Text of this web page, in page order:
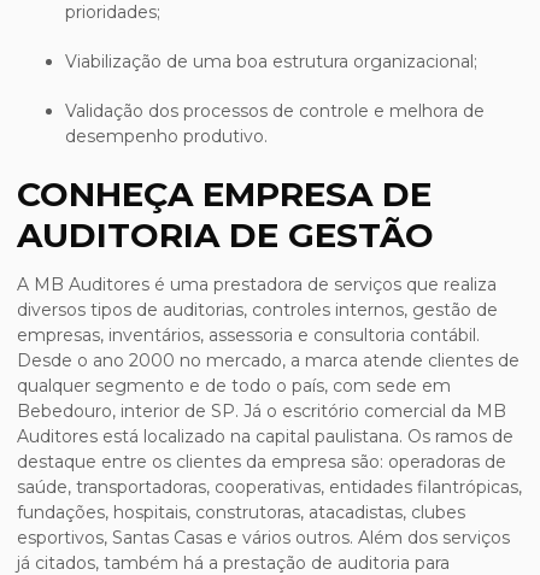
prioridades;
Viabilização de uma boa estrutura organizacional;
Validação dos processos de controle e melhora de
desempenho produtivo.
CONHEÇA EMPRESA DE
AUDITORIA DE GESTÃO
A MB Auditores é uma prestadora de serviços que realiza
diversos tipos de auditorias, controles internos, gestão de
empresas, inventários, assessoria e consultoria contábil.
Desde o ano 2000 no mercado, a marca atende clientes de
qualquer segmento e de todo o país, com sede em
Bebedouro, interior de SP. Já o escritório comercial da MB
Auditores está localizado na capital paulistana. Os ramos de
destaque entre os clientes da empresa são: operadoras de
saúde, transportadoras, cooperativas, entidades filantrópicas,
fundações, hospitais, construtoras, atacadistas, clubes
esportivos, Santas Casas e vários outros. Além dos serviços
já citados, também há a prestação de auditoria para